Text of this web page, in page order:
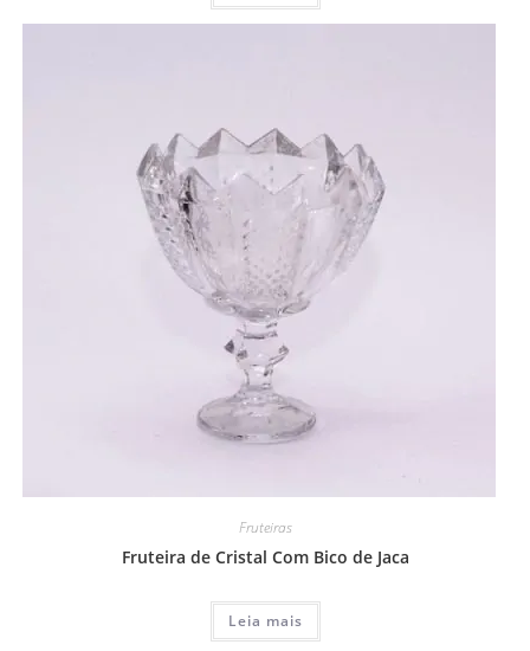
Fruteiras
Fruteira de Cristal Com Bico de Jaca
Leia mais